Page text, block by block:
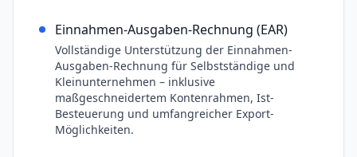
Einnahmen-Ausgaben-Rechnung (EAR)
Vollständige Unterstützung der Einnahmen-
Ausgaben-Rechnung für Selbstständige und
Kleinunternehmen – inklusive
maßgeschneidertem Kontenrahmen, Ist-
Besteuerung und umfangreicher Export-
Möglichkeiten.